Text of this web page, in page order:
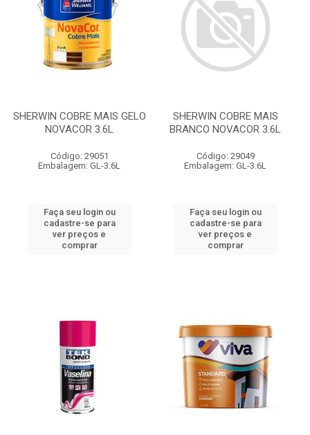
SHERWIN COBRE MAIS GELO
NOVACOR 3.6L
Código: 29051
Embalagem: GL-3.6L
Faça seu login ou
cadastre-se para
ver preços e
comprar
SHERWIN COBRE MAIS
BRANCO NOVACOR 3.6L
Código: 29049
Embalagem: GL-3.6L
Faça seu login ou
cadastre-se para
ver preços e
comprar